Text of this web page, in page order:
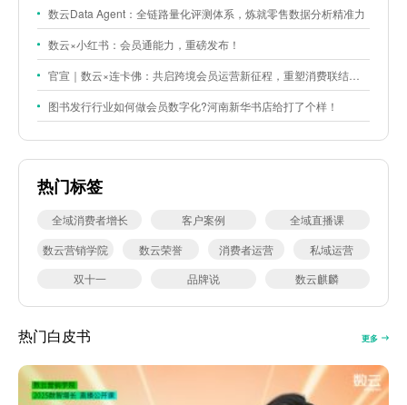
数云Data Agent：全链路量化评测体系，炼就零售数据分析精准力
数云×小红书：会员通能力，重磅发布！
官宣｜数云×连卡佛：共启跨境会员运营新征程，重塑消费联结新体验
图书发行行业如何做会员数字化?河南新华书店给打了个样！
热门标签
全域消费者增长 客户案例
全域直播课
数云营销学院
数云荣誉 消费者运营
私域运营
双十一
品牌说 数云麒麟
热门白皮书 更多